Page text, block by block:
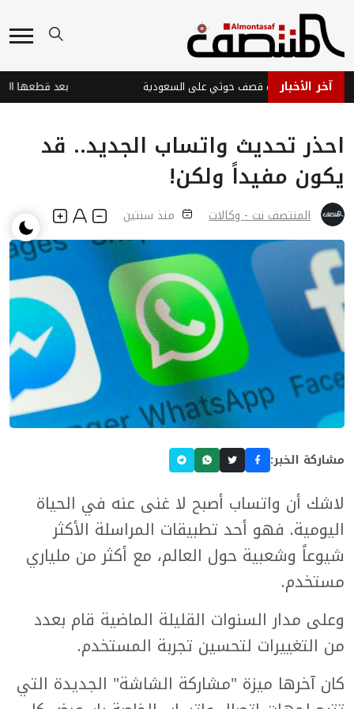
آخر الأخبار
في نجران جراء قصف حوثي على السعودية
احذر تحديث واتساب الجديد.. قد
يكون مفيداً ولكن!
المنتصف نت - وكالات منذ سنتين
مشاركة الخبر:
لاشك أن واتساب أصبح لا غنى عنه في الحياة
اليومية. فهو أحد تطبيقات المراسلة الأكثر
شيوعاً وشعبية حول العالم، مع أكثر من ملياري
مستخدم.
وعلى مدار السنوات القليلة الماضية قام بعدد
من التغييرات لتحسين تجربة المستخدم.
كان آخرها ميزة "مشاركة الشاشة" الجديدة التي